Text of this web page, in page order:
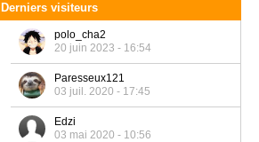
Derniers visiteurs
polo_cha2
20 juin 2023 - 16:54
Paresseux121
03 juil. 2020 - 17:45
Edzi
03 mai 2020 - 10:56